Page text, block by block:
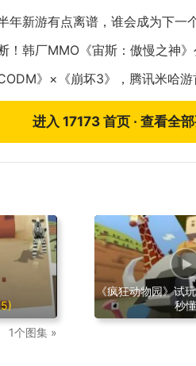
年新游有点离谱，谁会成为下一
！韩厂MMO《宙斯：傲慢之神》
》×《崩坏3》，腾讯米哈游
进入 17173 首页 · 查看全
1个图集 »
《疯狂动物园》试
秒懂